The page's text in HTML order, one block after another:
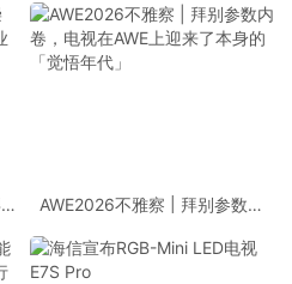
AWE2026不雅察 | 拜别参数内
「觉悟年代」